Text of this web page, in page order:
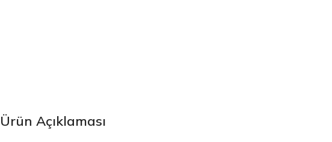
Ürün Açıklaması